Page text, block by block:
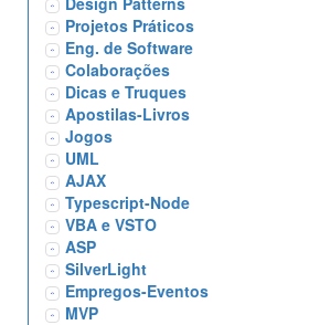
Projetos Práticos
Eng. de Software
Colaborações
Dicas e Truques
Apostilas-Livros
Jogos
UML
AJAX
Typescript-Node
VBA e VSTO
ASP
SilverLight
Empregos-Eventos
MVP